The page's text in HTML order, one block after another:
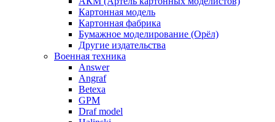
Картонная модель
Картонная фабрика
Бумажное моделирование (Орёл)
Другие издательства
Военная техника
Answer
Angraf
Betexa
GPM
Draf model